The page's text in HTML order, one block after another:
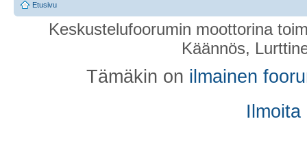
Etusivu
Keskustelufoorumin moottorina
Käännös,
Tämäkin on ilmainen